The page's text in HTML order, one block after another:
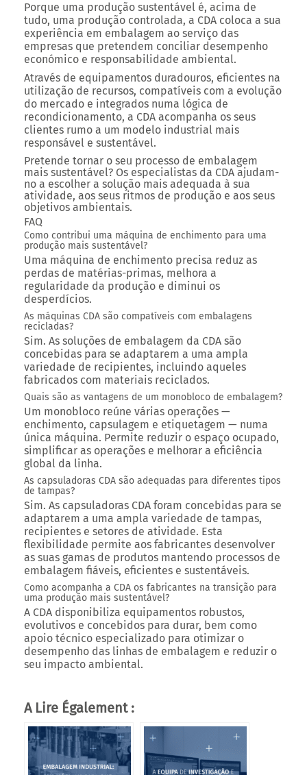
Porque uma produção sustentável é, acima de
tudo, uma produção controlada, a CDA coloca a sua
experiência em embalagem ao serviço das
empresas que pretendem conciliar desempenho
económico e responsabilidade ambiental.
Através de equipamentos duradouros, eficientes na
utilização de recursos, compatíveis com a evolução
do mercado e integrados numa lógica de
recondicionamento, a CDA acompanha os seus
clientes rumo a um modelo industrial mais
responsável e sustentável.
Pretende tornar o seu processo de embalagem
mais sustentável? Os especialistas da CDA ajudam-
no a escolher a solução mais adequada à sua
atividade, aos seus ritmos de produção e aos seus
objetivos ambientais.
FAQ
Como contribui uma máquina de enchimento para uma
produção mais sustentável?
Uma máquina de enchimento precisa reduz as
perdas de matérias-primas, melhora a
regularidade da produção e diminui os
desperdícios.
As máquinas CDA são compatíveis com embalagens
recicladas?
Sim. As soluções de embalagem da CDA são
concebidas para se adaptarem a uma ampla
variedade de recipientes, incluindo aqueles
fabricados com materiais reciclados.
Quais são as vantagens de um monobloco de embalagem?
Um monobloco reúne várias operações —
enchimento, capsulagem e etiquetagem — numa
única máquina. Permite reduzir o espaço ocupado,
simplificar as operações e melhorar a eficiência
global da linha.
As capsuladoras CDA são adequadas para diferentes tipos
de tampas?
Sim. As capsuladoras CDA foram concebidas para se
adaptarem a uma ampla variedade de tampas,
recipientes e setores de atividade. Esta
flexibilidade permite aos fabricantes desenvolver
as suas gamas de produtos mantendo processos de
embalagem fiáveis, eficientes e sustentáveis.
Como acompanha a CDA os fabricantes na transição para
uma produção mais sustentável?
A CDA disponibiliza equipamentos robustos,
evolutivos e concebidos para durar, bem como
apoio técnico especializado para otimizar o
desempenho das linhas de embalagem e reduzir o
seu impacto ambiental.
A Lire Également :